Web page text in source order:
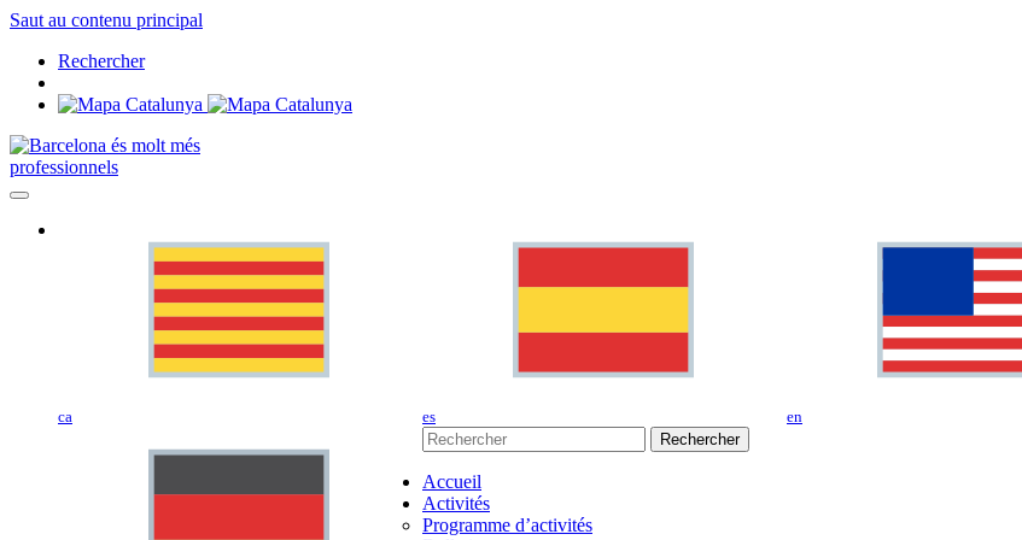
Saut au contenu principal
Rechercher
professionnels
ca es en
Rechercher
Accueil
Activités
Programme d’activités